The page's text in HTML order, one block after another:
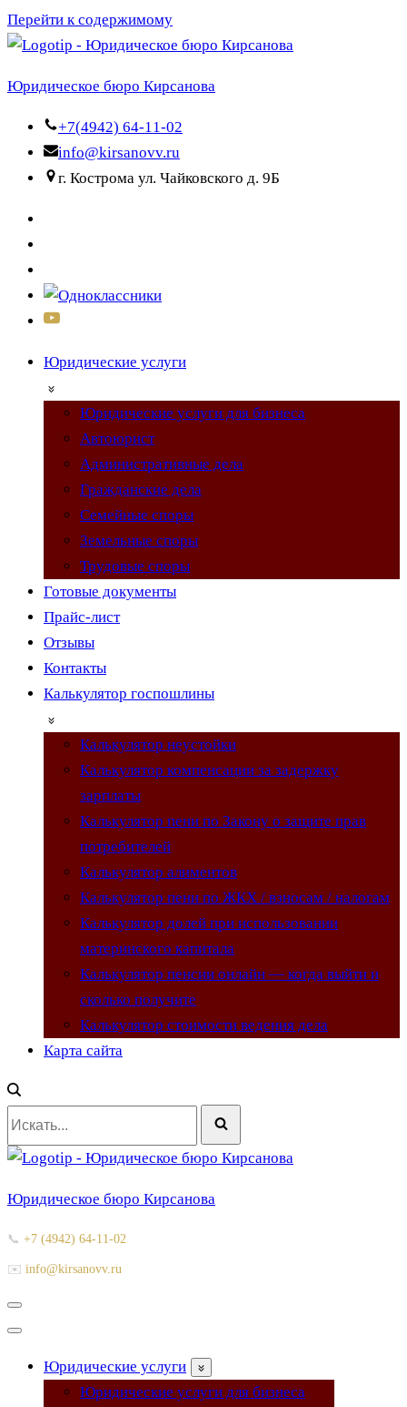
Перейти к содержимому
Юридическое бюро Кирсанова
+7(4942) 64-11-02
info@kirsanovv.ru
г. Кострома ул. Чайковского д. 9Б
Юридические услуги
Юридические услуги для бизнеса
Автоюрист
Административные дела
Гражданские дела
Семейные споры
Земельные споры
Трудовые споры
Готовые документы
Прайс-лист
Отзывы
Контакты
Калькулятор госпошлины
Калькулятор неустойки
Калькулятор компенсации за задержку
зарплаты
Калькулятор пени по Закону о защите прав
потребителей
Калькулятор алиментов
Калькулятор пени по ЖКХ / взносам / налогам
Калькулятор долей при использовании
материнского капитала
Калькулятор пенсии онлайн — когда выйти и
сколько получите
Калькулятор стоимости ведения дела
Карта сайта
Искать...
Юридическое бюро Кирсанова
📞 +7 (4942) 64-11-02
✉️ info@kirsanovv.ru
Меню
Меню
Юридические услуги
Юридические услуги для бизнеса